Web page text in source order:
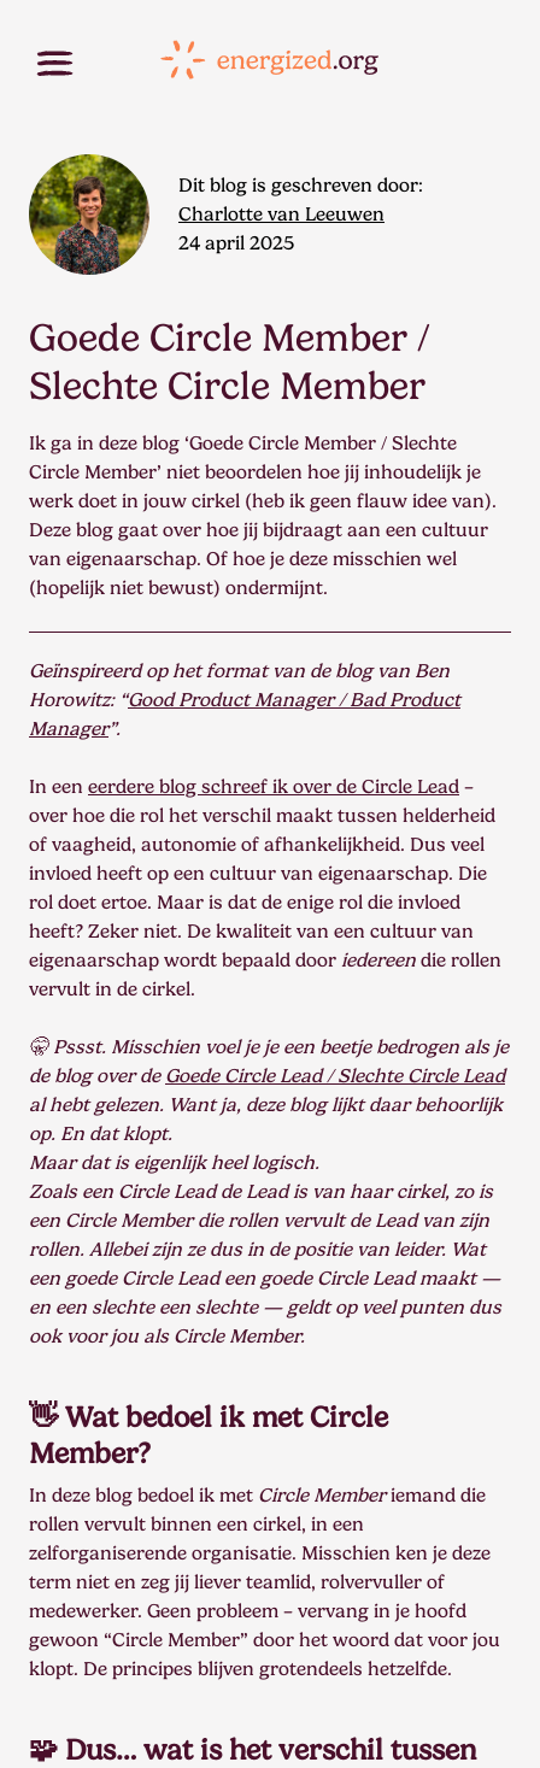
Dit blog is geschreven door:
Charlotte van Leeuwen
24 april 2025
Goede Circle Member /
Slechte Circle Member
Ik ga in deze blog ‘Goede Circle Member / Slechte
Circle Member’ niet beoordelen hoe jij inhoudelijk je
werk doet in jouw cirkel (heb ik geen flauw idee van).
Deze blog gaat over hoe jij bijdraagt aan een cultuur
van eigenaarschap. Of hoe je deze misschien wel
(hopelijk niet bewust) ondermijnt.
Geïnspireerd op het format van de blog van Ben
Horowitz: “Good Product Manager / Bad Product
Manager”.
In een eerdere blog schreef ik over de Circle Lead –
over hoe die rol het verschil maakt tussen helderheid
of vaagheid, autonomie of afhankelijkheid. Dus veel
invloed heeft op een cultuur van eigenaarschap. Die
rol doet ertoe. Maar is dat de enige rol die invloed
heeft? Zeker niet. De kwaliteit van een cultuur van
eigenaarschap wordt bepaald door iedereen die rollen
vervult in de cirkel.
🤫 Pssst. Misschien voel je je een beetje bedrogen als je
de blog over de Goede Circle Lead / Slechte Circle Lead
al hebt gelezen. Want ja, deze blog lijkt daar behoorlijk
op. En dat klopt.
Maar dat is eigenlijk heel logisch.
Zoals een Circle Lead de Lead is van haar cirkel, zo is
een Circle Member die rollen vervult de Lead van zijn
rollen. Allebei zijn ze dus in de positie van leider. Wat
een goede Circle Lead een goede Circle Lead maakt —
en een slechte een slechte — geldt op veel punten dus
ook voor jou als Circle Member.
👋 Wat bedoel ik met Circle
Member?
In deze blog bedoel ik met Circle Memberiemand die
rollen vervult binnen een cirkel, in een
zelforganiserende organisatie. Misschien ken je deze
term niet en zeg jij liever teamlid, rolvervuller of
medewerker. Geen probleem – vervang in je hoofd
gewoon “Circle Member” door het woord dat voor jou
klopt. De principes blijven grotendeels hetzelfde.
🧩 Dus… wat is het verschil tussen